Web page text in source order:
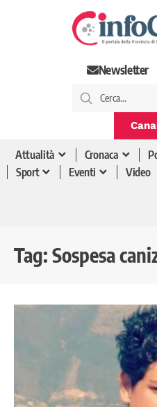
Newsletter
Attualità Cronaca
Sport
Eventi Video
Tag: Sospesa